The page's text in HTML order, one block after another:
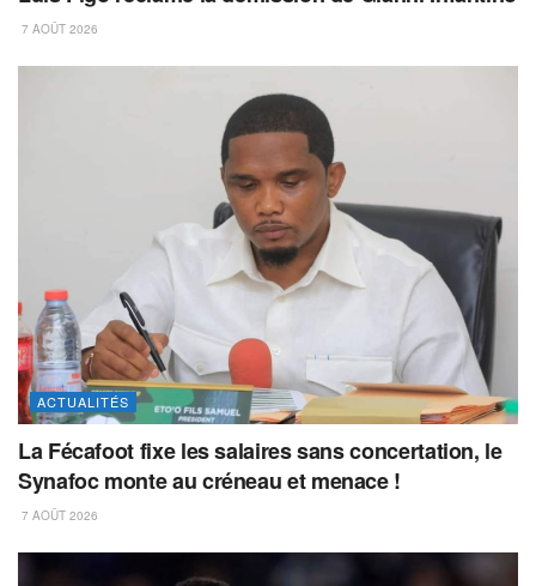
7 AOÛT 2026
ACTUALITÉS
La Fécafoot fixe les salaires sans concertation, le
Synafoc monte au créneau et menace !
7 AOÛT 2026